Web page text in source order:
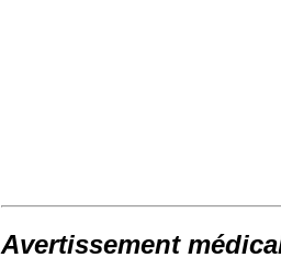
Avertissement